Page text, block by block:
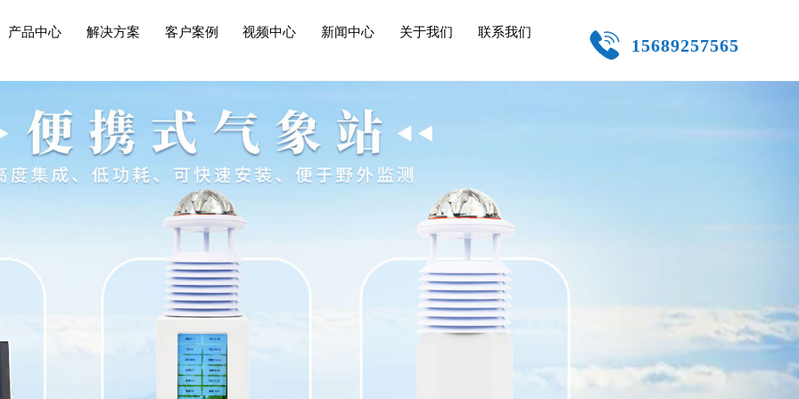
15689257565
产品中心 解决方案 客户案例 视频中心 新闻中心 关于我们 联系我们